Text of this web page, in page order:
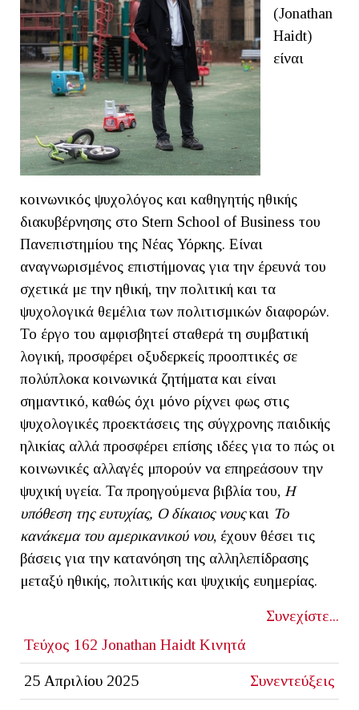
(Jonathan
Haidt)
είναι
κοινωνικός ψυχολόγος και καθηγητής ηθικής
διακυβέρνησης στο Stern School of Business του
Πανεπιστημίου της Νέας Υόρκης. Είναι
αναγνωρισμένος επιστήμονας για την έρευνά του
σχετικά με την ηθική, την πολιτική και τα
ψυχολογικά θεμέλια των πολιτισμικών διαφορών.
Το έργο του αμφισβητεί σταθερά τη συμβατική
λογική, προσφέρει οξυδερκείς προοπτικές σε
πολύπλοκα κοινωνικά ζητήματα και είναι
σημαντικό, καθώς όχι μόνο ρίχνει φως στις
ψυχολογικές προεκτάσεις της σύγχρονης παιδικής
ηλικίας αλλά προσφέρει επίσης ιδέες για το πώς οι
κοινωνικές αλλαγές μπορούν να επηρεάσουν την
ψυχική υγεία. Τα προηγούμενα βιβλία του, Η
υπόθεση της ευτυχίας, Ο δίκαιος νουςκαι Το
κανάκεμα του αμερικανικού νου, έχουν θέσει τις
βάσεις για την κατανόηση της αλληλεπίδρασης
μεταξύ ηθικής, πολιτικής και ψυχικής ευημερίας.
Συνεχίστε...
Τεύχος 162 Jonathan Haidt Κινητά
25 Απριλίου 2025 Συνεντεύξεις